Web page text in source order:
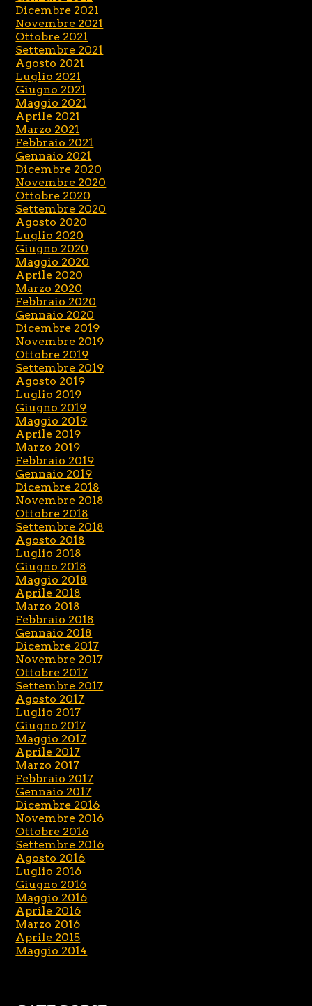
Dicembre 2021
Novembre 2021
Ottobre 2021
Settembre 2021
Agosto 2021
Luglio 2021
Giugno 2021
Maggio 2021
Aprile 2021
Marzo 2021
Febbraio 2021
Gennaio 2021
Dicembre 2020
Novembre 2020
Ottobre 2020
Settembre 2020
Agosto 2020
Luglio 2020
Giugno 2020
Maggio 2020
Aprile 2020
Marzo 2020
Febbraio 2020
Gennaio 2020
Dicembre 2019
Novembre 2019
Ottobre 2019
Settembre 2019
Agosto 2019
Luglio 2019
Giugno 2019
Maggio 2019
Aprile 2019
Marzo 2019
Febbraio 2019
Gennaio 2019
Dicembre 2018
Novembre 2018
Ottobre 2018
Settembre 2018
Agosto 2018
Luglio 2018
Giugno 2018
Maggio 2018
Aprile 2018
Marzo 2018
Febbraio 2018
Gennaio 2018
Dicembre 2017
Novembre 2017
Ottobre 2017
Settembre 2017
Agosto 2017
Luglio 2017
Giugno 2017
Maggio 2017
Aprile 2017
Marzo 2017
Febbraio 2017
Gennaio 2017
Dicembre 2016
Novembre 2016
Ottobre 2016
Settembre 2016
Agosto 2016
Luglio 2016
Giugno 2016
Maggio 2016
Aprile 2016
Marzo 2016
Aprile 2015
Maggio 2014